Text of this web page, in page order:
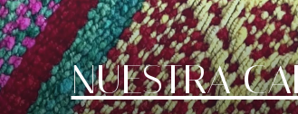
NUESTRA